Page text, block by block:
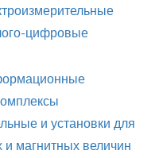
цифровые
и установки для
и магнитных величин